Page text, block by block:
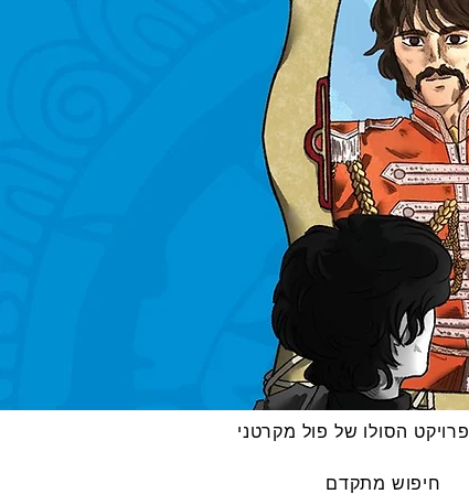
פרויקט הסולו של פול מקרטני
חיפוש מתקדם